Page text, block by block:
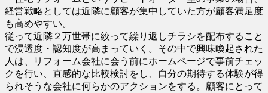
経営戦略としては近隣に顧客が集中していた方が顧客満足度
も高めやすい。
従って近隣２万世帯に絞って繰り返しチラシを配布すること
で浸透度・認知度が高まっていく。その中で興味喚起された
人は、リフォーム会社に会う前にホームページで事前チェッ
クを行い、直感的な比較検討をし、自分の期待する体験が得
られそうな会社に何らかのアクションをする。顧客にとって